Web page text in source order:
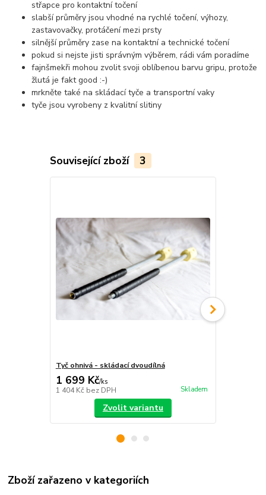
střapce pro kontaktní točení
slabší průměry jsou vhodné na rychlé točení, výhozy,
zastavovačky, protáčení mezi prsty
silnější průměry zase na kontaktní a technické točení
pokud si nejste jisti správným výběrem, rádi vám poradíme
fajnšmekři mohou zvolit svoji oblíbenou barvu gripu, protože
žlutá je fakt good :-)
mrkněte také na skládací tyče a transportní vaky
tyče jsou vyrobeny z kvalitní slitiny
Související zboží 3
Tyč ohnivá - skládací dvoudílná
1 699 Kč/ks
1 404 Kč bez DPH Skladem
Zvolit variantu
Zboží zařazeno v kategoriích